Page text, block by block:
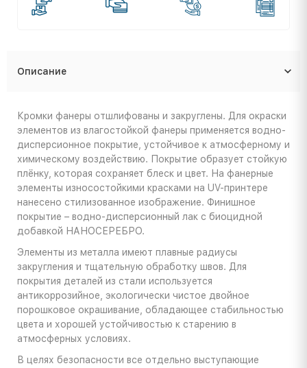
Описание
Кромки фанеры отшлифованы и закруглены. Для окраски
элементов из влагостойкой фанеры применяется водно-
дисперсионное покрытие, устойчивое к атмосферному и
химическому воздействию. Покрытие образует стойкую
плёнку, которая сохраняет блеск и цвет. На фанерные
элементы износостойкими красками на UV-принтере
нанесено стилизованное изображение. Финишное
покрытие – водно-дисперсионный лак с биоцидной
добавкой НАНОСЕРЕБРО.
Элементы из металла имеют плавные радиусы
закругления и тщательную обработку швов. Для
покрытия деталей из стали используется
антикоррозийное, экологически чистое двойное
порошковое окрашивание, обладающее стабильностью
цвета и хорошей устойчивостью к старению в
атмосферных условиях.
В целях безопасности все отдельно выступающие